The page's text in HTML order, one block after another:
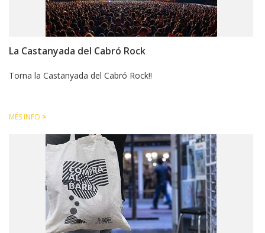
La Castanyada del Cabró Rock
Torna la Castanyada del Cabró Rock!!
MÉS INFO >